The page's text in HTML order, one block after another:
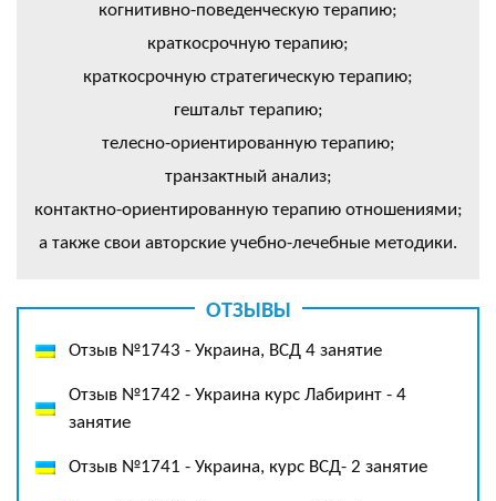
когнитивно-поведенческую терапию;
краткосрочную терапию;
краткосрочную стратегическую терапию;
гештальт терапию;
телесно-ориентированную терапию;
транзактный анализ;
контактно-ориентированную терапию отношениями;
а также свои авторские учебно-лечебные методики.
ОТЗЫВЫ
Отзыв №1743 - Украина, ВСД 4 занятие
Отзыв №1742 - Украина курс Лабиринт - 4
занятие
Отзыв №1741 - Украина, курс ВСД- 2 занятие